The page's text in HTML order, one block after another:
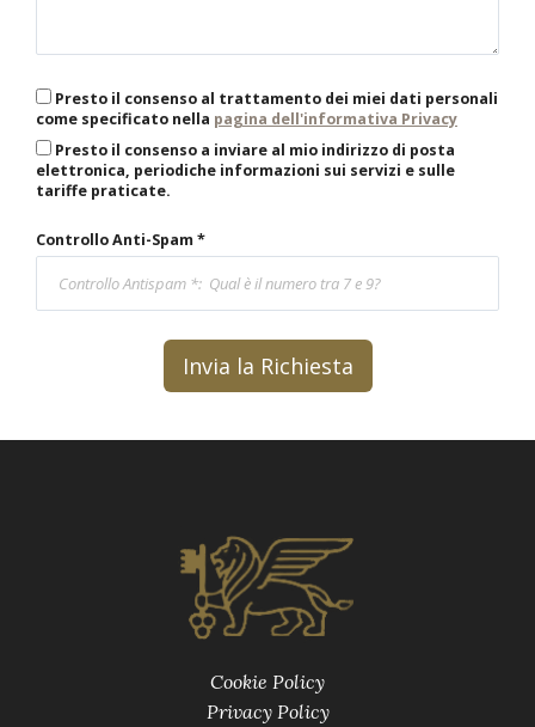
Presto il consenso al trattamento dei miei dati personali
come specificato nella pagina dell'informativa Privacy
Presto il consenso a inviare al mio indirizzo di posta
elettronica, periodiche informazioni sui servizi e sulle
tariffe praticate.
Controllo Anti-Spam *
Invia la Richiesta
Cookie Policy
Privacy Policy